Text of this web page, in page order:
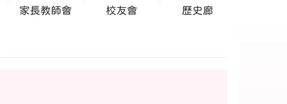
家長教師會 校友會 歷史廊